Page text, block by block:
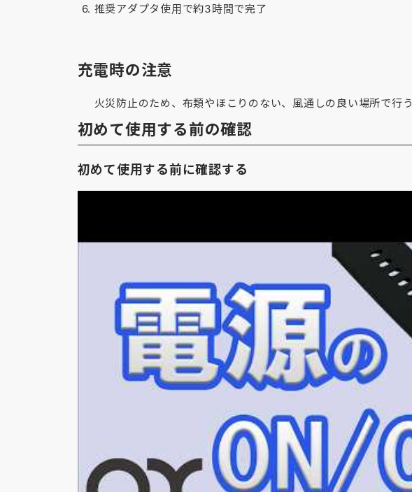
推奨アダプタ使用で約3時間で完了
充電時の注意
火災防止のため、布類やほこりのない、風通しの良い場所で行う
初めて使用する前の確認
初めて使用する前に確認する